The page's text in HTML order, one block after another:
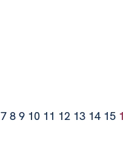
7 8 9 10 11 12 13 14 15